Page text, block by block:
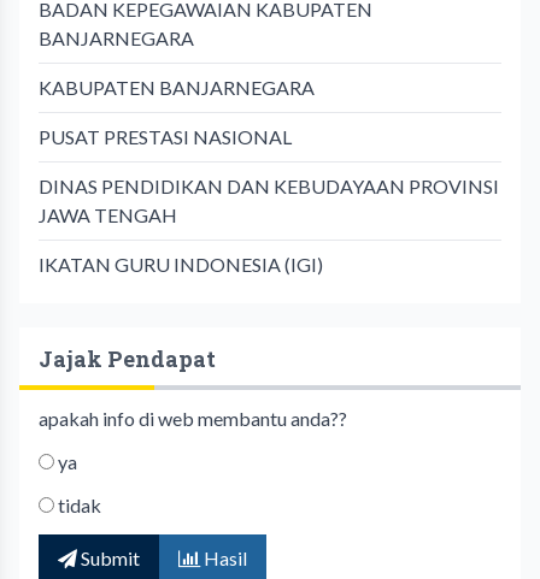
BADAN KEPEGAWAIAN KABUPATEN
BANJARNEGARA
KABUPATEN BANJARNEGARA
PUSAT PRESTASI NASIONAL
DINAS PENDIDIKAN DAN KEBUDAYAAN PROVINSI
JAWA TENGAH
IKATAN GURU INDONESIA (IGI)
Jajak Pendapat
apakah info di web membantu anda??
ya
tidak
Submit Hasil